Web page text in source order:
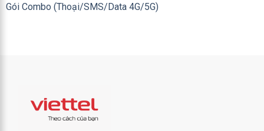
Gói Combo (Thoại/SMS/Data 4G/5G)